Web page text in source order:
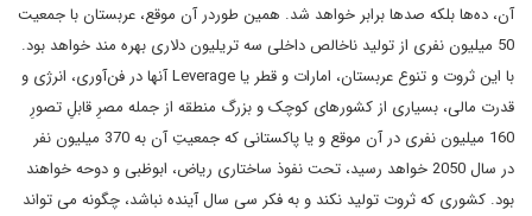
آن، ده‌ها بلکه صدها برابر خواهد شد. همین طوردر آن موقع، عربستان با جمعیت
50 میلیون نفری از تولید ناخالص داخلی سه تریلیون دلاری بهره مند خواهد بود.
با این ثروت و تنوع عربستان، امارات و قطر یا Leverage آنها در فن‌آوری، انرژی و
قدرت مالی، بسیاری از کشورهای کوچک و بزرگ منطقه از جمله مصرِ قابلِ تصورِ
160 میلیون نفری در آن موقع و یا پاکستانی که جمعیتِ آن به 370 میلیون نفر
در سال 2050 خواهد رسید، تحت نفوذ ساختاری ریاض، ابوظبی و دوحه خواهند
بود. کشوری که ثروت تولید نکند و به فکر سی سال آینده نباشد، چگونه می تواند